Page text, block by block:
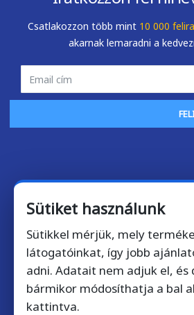
Csatlakozzon több mint 10 000
akarnak lemaradni a
Kérdése van? Hívjon bátran!
+36 1 901 7372
Telefonos ügyfélszolgálatunk
között érhető el.
Email kapcsolat: licencek@softdirect.hu
Sütiket használunk
Sütikkel mérjük, mely
látogatóinkat, így jobb
adni. Adatait nem adjuk el, és
bármikor módosíthatja a bal
kattintva.